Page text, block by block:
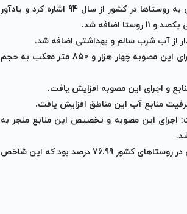
وی به تخصیص 500 میلیون دلار اعتبار از محل صندوق توسعه ملی برای آبرسانی به روستاها در کشور از سال 94 اشاره کرد و یادآور
اضافه شد
.
.
معاون راهبردی و نظارت بر بهره برداری شرکت مهندسی آب و فاضلاب گفت: با اجرای این مصوبه چهار هزار و 850 متر معکب به حجم
.
.
اجرای این مصوبه و تخصیص این منابع منجر به
.
وی اضافه کرد: پیش از اجرای این مصوبه، شاخص برخورداری از آب شرب بهداشتی در روستاهای کشور 76.99 درصد بود که این شاخص